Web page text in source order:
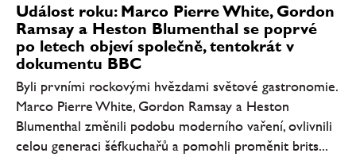
Událost roku: Marco Pierre White, Gordon
Ramsay a Heston Blumenthal se poprvé
po letech objeví společně, tentokrát v
dokumentu BBC
Byli prvními rockovými hvězdami světové gastronomie.
Marco Pierre White, Gordon Ramsay a Heston
Blumenthal změnili podobu moderního vaření, ovlivnili
celou generaci šéfkuchařů a pomohli proměnit brits...